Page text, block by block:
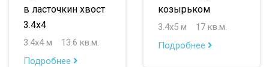
в ласточкин хвост
3.4х4
3.4х4 м
13.6 кв.м.
Подробнее
козырьком
3.4х5 м
17 кв.м.
Подробнее